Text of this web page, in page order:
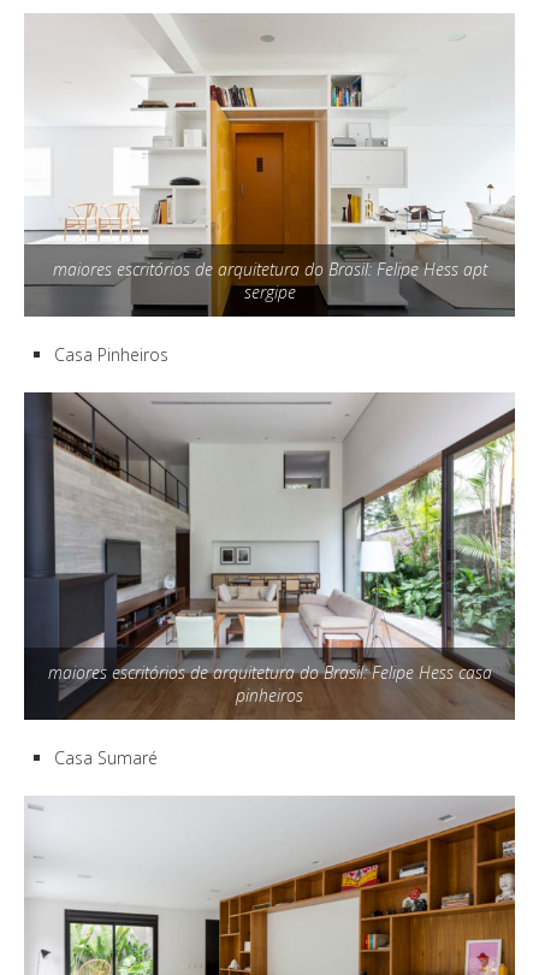
maiores escritórios de arquitetura do Brasil: Felipe Hess apt
sergipe
Casa Pinheiros
maiores escritórios de arquitetura do Brasil: Felipe Hess casa
pinheiros
Casa Sumaré